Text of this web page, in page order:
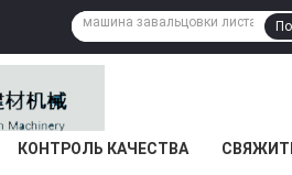
КОНТРОЛЬ КАЧЕСТВА